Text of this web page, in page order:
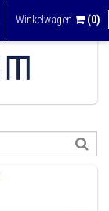
Winkelwagen (0)